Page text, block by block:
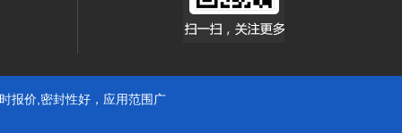
报价 ,密封性好，应用范围广